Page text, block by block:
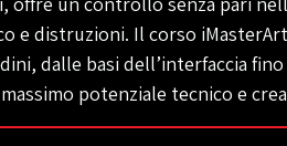
e distruzioni. Il corso
dalle basi dell’interfaccia
potenziale tecnico e